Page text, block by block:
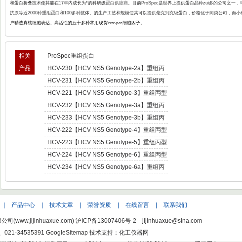
和蛋白折叠技术使其能在17年内成长为*的科研级蛋白供应商。目前ProSpec是世界上提供蛋白品种zui多的公司之一
抗原等近2000种重组蛋白和100多种抗体。的生产工艺和规模使其可以提供毫克到克级蛋白，价格优于同类公司，而
户精选真核细胞表达、高活性的五十多种常用现货ProSpec细胞因子。
相关
产品
ProSpec重组蛋白
HCV-230【HCV NS5 Genotype-2a】重组丙
型肝炎病毒NS5,基因型2a -Recombinant
Hepatitis C Virus NS5 enotype-2a
HCV-231【HCV NS5 Genotype-2b】重组丙
型肝炎病毒NS5,基因型2b -Recombinant
Hepatitis C Virus NS5 enotype-2b
HCV-221【HCV NS5 Genotype-3】重组丙型
肝炎病毒NS5,基因型3 -Recombinant Hepatitis
C Virus NS5 enotype-3
HCV-232【HCV NS5 Genotype-3a】重组丙
型肝炎病毒NS5,基因型3a -Recombinant
Hepatitis C Virus NS5 enotype-3a
HCV-233【HCV NS5 Genotype-3b】重组丙
型肝炎病毒NS5,基因型3b -Recombinant
Hepatitis C Virus NS5 enotype-3b
HCV-222【HCV NS5 Genotype-4】重组丙型
肝炎病毒NS5,基因型4 -Recombinant Hepatitis
C Virus NS5 enotype-4
HCV-223【HCV NS5 Genotype-5】重组丙型
肝炎病毒NS5,基因型5 -Recombinant Hepatitis
C Virus NS5 enotype-5
HCV-224【HCV NS5 Genotype-6】重组丙型
肝炎病毒NS5,基因型6 -Recombinant Hepatitis
HCV-234【HCV NS5 Genotype-6a】重组丙
Hepatitis C Virus NS5 enotype-6a
产品中心 技术文章 荣誉资质 在线留言 联系我们
司(www.jijinhuaxue.com) 沪ICP备13007406号-2
jijinhuaxue@sina.com
021-34535391 GoogleSitemap 技术支持：化工仪器网